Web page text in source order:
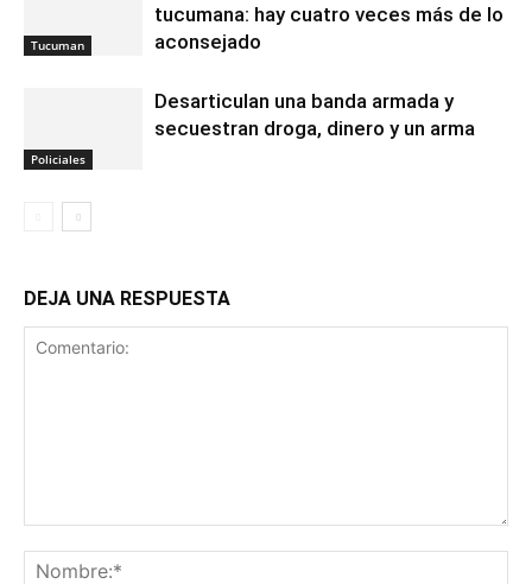
Tucuman
tucumana: hay cuatro veces más de lo
aconsejado
Policiales
Desarticulan una banda armada y
secuestran droga, dinero y un arma
DEJA UNA RESPUESTA